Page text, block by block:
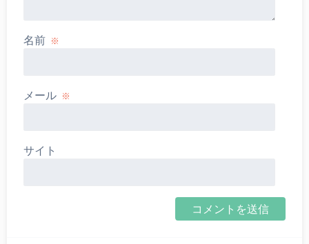
名前 ※
メール ※
サイト